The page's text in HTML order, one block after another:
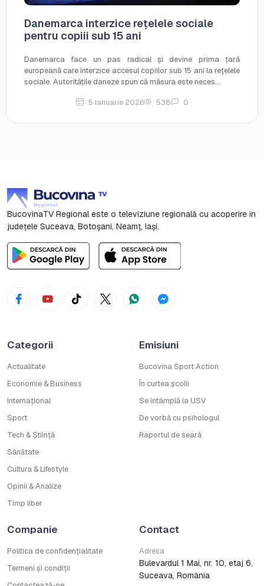
Danemarca interzice rețelele sociale
pentru copiii sub 15 ani
Danemarca face un pas radical și devine prima țară
europeană care interzice accesul copiilor sub 15 ani la rețelele
sociale. Autoritățile daneze spun că măsura este neces...
5 ianuarie 2026 538 0
BucovinaTV Regional este o televiziune regională cu acoperire în
județele Suceava, Botoşani, Neamț, Iași.
Categorii
Actualitate
Economie & Business
Internațional
Sport
Tech & Știință
Sănătate
Cultura & Lifestyle
Opinii & Analize
Timp liber
Emisiuni
Bucovina Sport Action
În curtea școlii
Se întâmplă la USV
De vorbă cu psihologul
Raportul de seară
Companie
Politica de confidențialitate
Termeni și condiții
Contact
Adresa
Bulevardul 1 Mai, nr. 10, etaj 6,
Suceava, România